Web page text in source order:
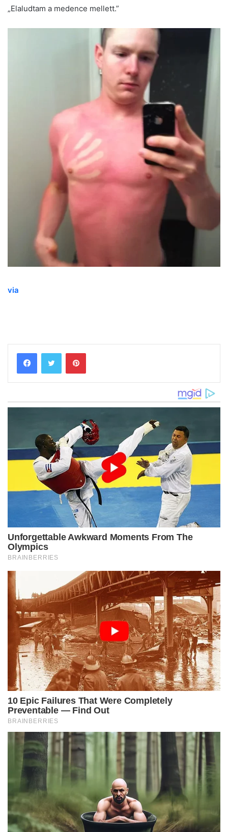
„Elaludtam a medence mellett.”
via
Pinterest